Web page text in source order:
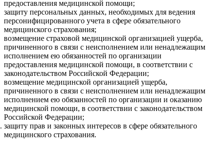
предоставления медицинской помощи;
защиту персональных данных, необходимых для ведения
персонифицированного учета в сфере обязательного
медицинского страхования;
возмещение страховой медицинской организацией ущерба,
причиненного в связи с неисполнением или ненадлежащим
исполнением ею обязанностей по организации
предоставления медицинской помощи, в соответствии с
законодательством Российской Федерации;
возмещение медицинской организацией ущерба,
причиненного в связи с неисполнением или ненадлежащим
исполнением ею обязанностей по организации и оказанию
медицинской помощи, в соответствии с законодательством
Российской Федерации;
защиту прав и законных интересов в сфере обязательного
медицинского страхования.